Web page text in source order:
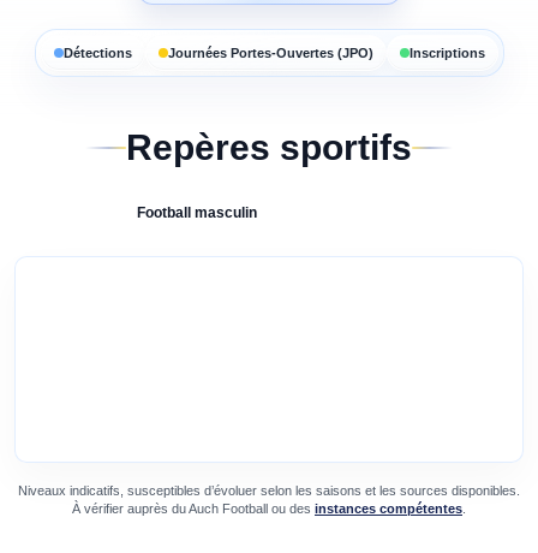
Détections Journées Portes-Ouvertes (JPO) Inscriptions
Repères sportifs
Football masculin
Niveaux indicatifs, susceptibles d’évoluer selon les saisons et les sources disponibles.
À vérifier auprès duAuch Football ou des instances compétentes